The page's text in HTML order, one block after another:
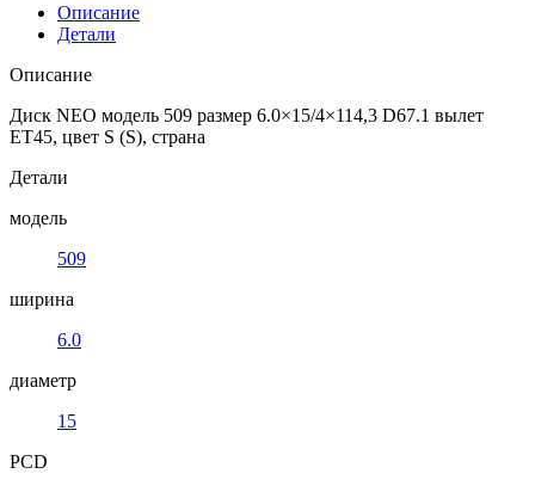
Описание
Детали
Описание
Диск NEO модель 509 размер 6.0×15/4×114,3 D67.1 вылет
ET45, цвет S (S), страна
Детали
модель
509
ширина
6.0
диаметр
15
PCD